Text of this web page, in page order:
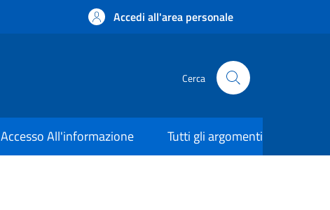
Accedi all'area personale
Cerca
Accesso All'informazione Tutti gli argomenti